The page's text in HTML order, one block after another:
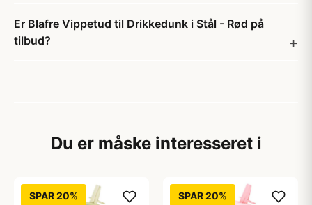
Er Blafre Vippetud til Drikkedunk i Stål - Rød på
tilbud?
Du er måske interesseret i
SPAR 20% SPAR 20%